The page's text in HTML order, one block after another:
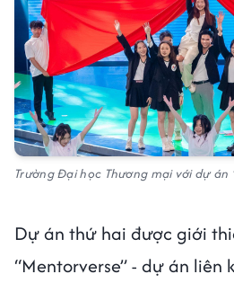
Trường Đại học Thương mại với dự án
Dự án thứ hai được giới
“Mentorverse” - dự án liên